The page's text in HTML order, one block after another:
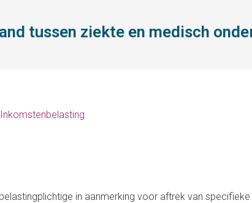
tussen ziekte en medisch
Inkomstenbelasting
in aanmerking voor aftrek van